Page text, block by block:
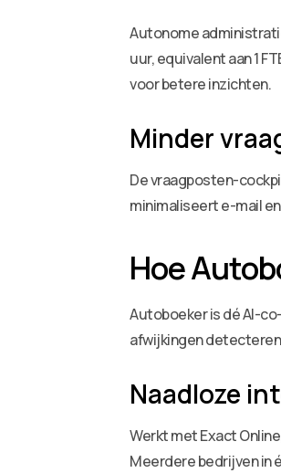
Autonome
uur, equivalent aan 1
voor betere inzichten.
Minder
De vraagposten-
minimaliseert e-mail
Hoe
Autoboeker is dé AI-
afwijkingen
Naadloze
Werkt met Exact
Meerdere bedrijven in